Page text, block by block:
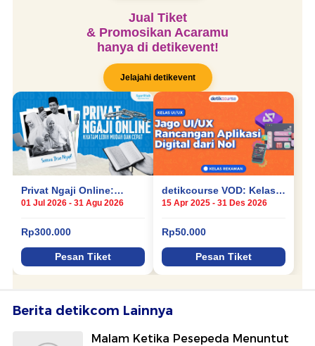
Berita detikcom Lainnya
Malam Ketika Pesepeda Menuntut